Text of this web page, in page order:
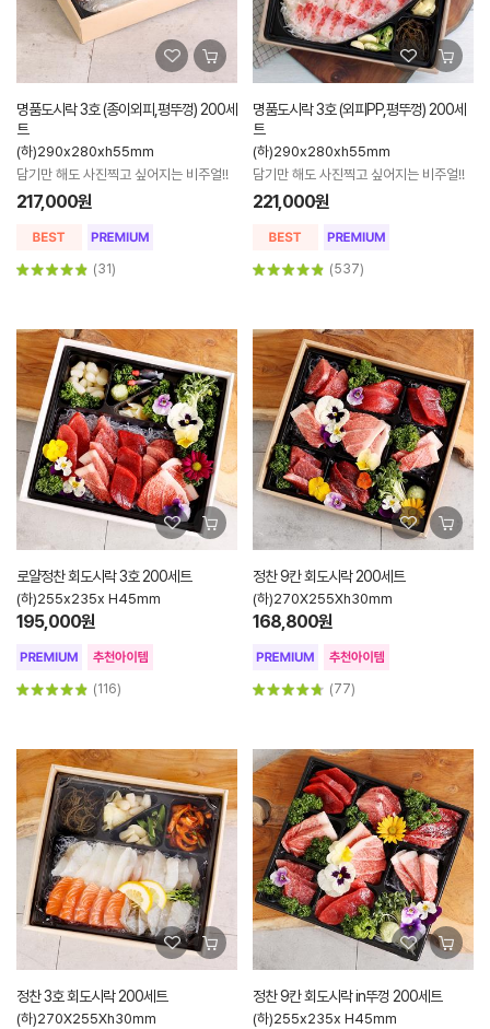
명품도시락 3호 (종이외피,평뚜껑) 200세
트
(하)290x280xh55mm
담기만 해도 사진찍고 싶어지는 비주얼!!
217,000원
(31)
명품도시락 3호 (외피PP,평뚜껑) 200세
트
(하)290x280xh55mm
담기만 해도 사진찍고 싶어지는 비주얼!!
221,000원
(537)
로얄정찬 회도시락 3호 200세트
(하)255x235x H45mm
195,000원
(116)
정찬 9칸 회도시락 200세트
(하)270X255Xh30mm
168,800원
(77)
정찬 3호 회도시락 200세트
(하)270X255Xh30mm
정찬 9칸 회도시락 in뚜껑 200세트
(하)255x235x H45mm